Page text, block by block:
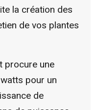
la création des
de vos plantes
procure une
pour un
de